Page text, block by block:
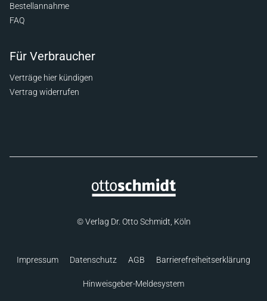
Bestellannahme
FAQ
Für Verbraucher
Verträge hier kündigen
Vertrag widerrufen
© Verlag Dr. Otto Schmidt, Köln
Impressum Datenschutz AGB Barrierefreiheitserklärung
Hinweisgeber-Meldesystem